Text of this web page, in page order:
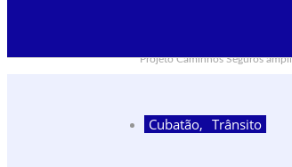
Projeto Caminhos Seguros
Cubatão inicia campanha de
Cubatão, Trânsito